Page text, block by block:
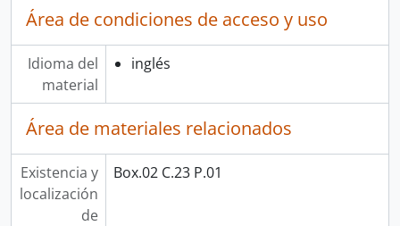
Área de condiciones de acceso y uso
Idioma del
material
inglés
Área de materiales relacionados
Existencia y
localización
de
Box.02 C.23 P.01